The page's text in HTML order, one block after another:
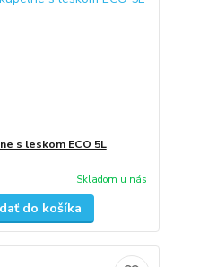
s leskom ECO 5L
Skladom u nás
do košíka